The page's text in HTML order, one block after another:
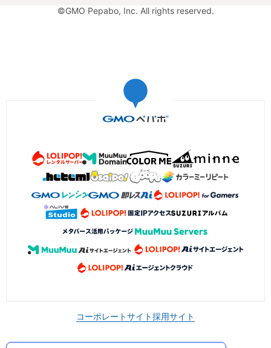
©GMO Pepabo, Inc. All rights reserved.
コーポレートサイト採用サイト